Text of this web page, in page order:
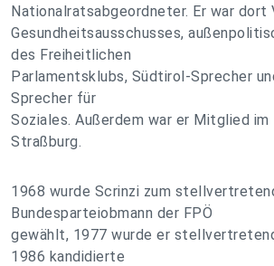
Nationalratsabgeordneter. Er war dort
Gesundheitsausschusses,
des Freiheitlichen
Parlamentsklubs, Südtirol-Sprecher
Sprecher für
Soziales. Außerdem war er Mitglied im
Straßburg.
1968 wurde Scrinzi zum
Bundesparteiobmann der FPÖ
gewählt, 1977 wurde er
1986 kandidierte